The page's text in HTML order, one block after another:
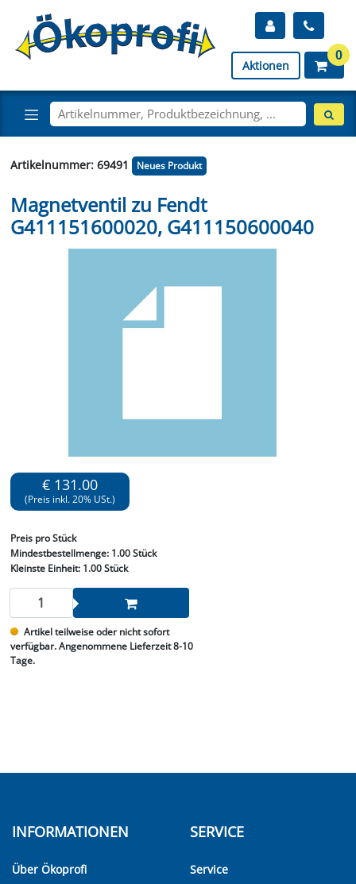
Aktionen
0
Artikelnummer: 69491 Neues Produkt
Magnetventil zu Fendt
G411151600020, G411150600040
€ 131.00
(Preis inkl. 20% USt.)
Preis pro Stück
Mindestbestellmenge: 1.00 Stück
Kleinste Einheit:1.00 Stück
Artikel teilweise oder nicht sofort
verfügbar. Angenommene Lieferzeit 8-10
Tage.
INFORMATIONEN
Über Ökoprofi
SERVICE
Service